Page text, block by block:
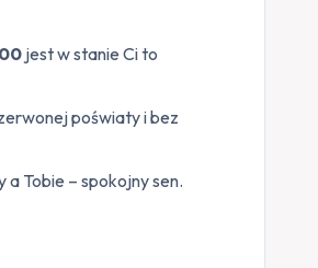
jest w stanie Ci to
poświaty i bez
Tobie – spokojny sen.